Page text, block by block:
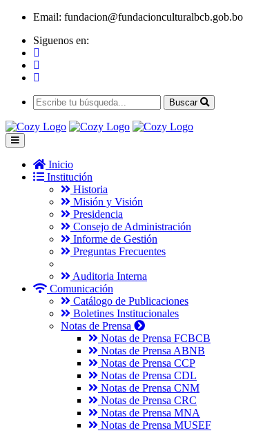
Email: fundacion@fundacionculturalbcb.gob.bo
Siguenos en:
Buscar
Inicio
Institución
Historia
Misión y Visión
Presidencia
Consejo de Administración
Informe de Gestión
Preguntas Frecuentes
Auditoria Interna
Comunicación
Catálogo de Publicaciones
Boletines Institucionales
Notas de Prensa
Notas de Prensa FCBCB
Notas de Prensa ABNB
Notas de Prensa CCP
Notas de Prensa CDL
Notas de Prensa CNM
Notas de Prensa CRC
Notas de Prensa MNA
Notas de Prensa MUSEF